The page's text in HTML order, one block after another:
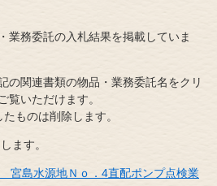
業務委託の入札結果を掲載していま
の関連書類の物品・業務委託名をクリ
覧いただけます。
ものは削除します。
ます。
宮島水源地Ｎｏ．4直配ポンプ点検業